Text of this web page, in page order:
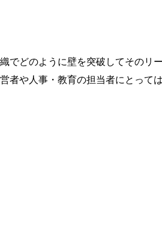
でどのように壁を突破してそのリ
者や人事・教育の担当者にとって